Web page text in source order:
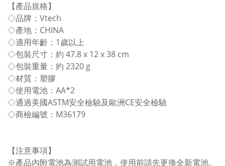
【產品規格】
◇品牌：Vtech
◇產地：CHINA
◇適用年齡：1歲以上
◇包裝尺寸：約 47.8 x 12 x 38 cm
◇包裝重量：約 2320 g
◇材質：塑膠
◇使用電池：AA*2
◇通過美國ASTM安全檢驗及歐洲CE安全檢驗
◇商檢編號：M36179
【注意事項】
※產品內附電池為測試用電池，使用前請先更換全新電池。